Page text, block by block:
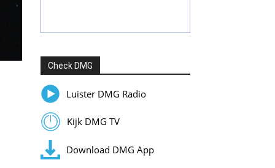
Check DMG
Luister DMG Radio
Kijk DMG TV
Download DMG App